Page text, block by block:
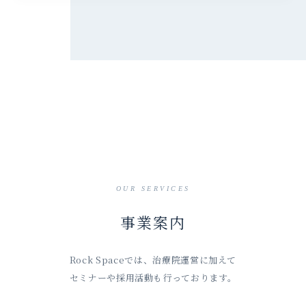
OUR SERVICES
事業案内
Rock Spaceでは、治療院運営に加えて
セミナーや採用活動も行っております。